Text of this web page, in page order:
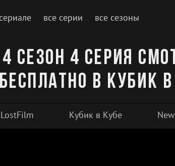
все серии все сезоны
сезон 4 серия
бесплатно в Кубик
LostFilm Кубик в Кубе